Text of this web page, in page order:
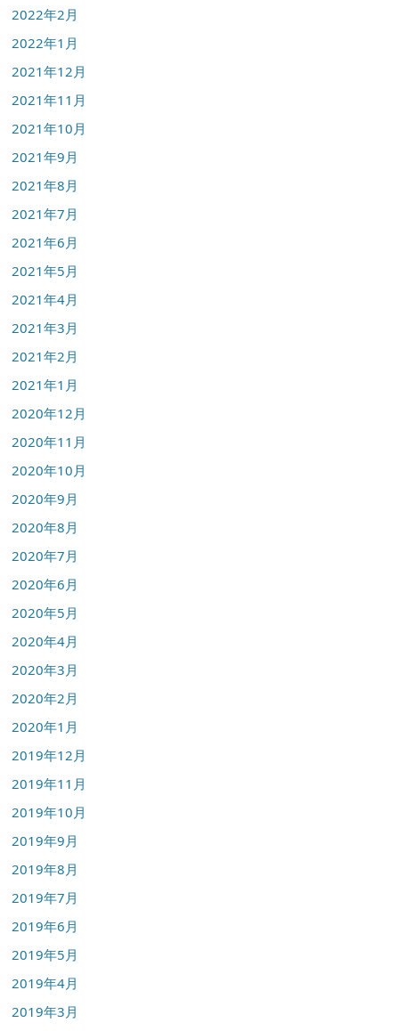
2022年2月
2022年1月
2021年12月
2021年11月
2021年10月
2021年9月
2021年8月
2021年7月
2021年6月
2021年5月
2021年4月
2021年3月
2021年2月
2021年1月
2020年12月
2020年11月
2020年10月
2020年9月
2020年8月
2020年7月
2020年6月
2020年5月
2020年4月
2020年3月
2020年2月
2020年1月
2019年12月
2019年11月
2019年10月
2019年9月
2019年8月
2019年7月
2019年6月
2019年5月
2019年4月
2019年3月